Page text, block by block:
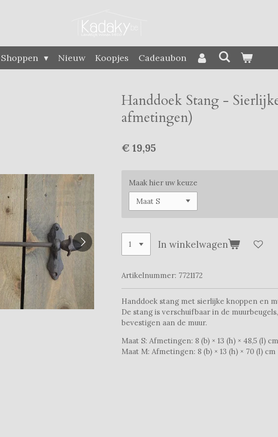
Shoppen Nieuw Koopjes Cadeaubon
Handdoek Stang -
afmetingen)
€ 19,95
Maak hier uw keuze
In winkelwagen
Artikelnummer: 7721172
Handdoek stang met sierlijke knoppen en
De stang is verschuifbaar in de
bevestigen aan de muur.
Maat S: Afmetingen: 8 (b) × 13 (h) × 48,5 (l) cm
Maat M: Afmetingen: 8 (b) × 13 (h) × 70 (l) cm